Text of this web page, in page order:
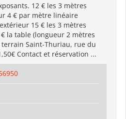
12 € les 3 mètres
4 € par mètre linéaire
15 € les 3 mètres
la table (longueur 2 mètres
Saint-Thuriau, rue du
Contact et réservation ...